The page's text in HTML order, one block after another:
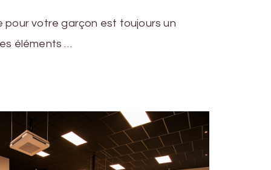
pour votre garçon est toujours un
éléments …